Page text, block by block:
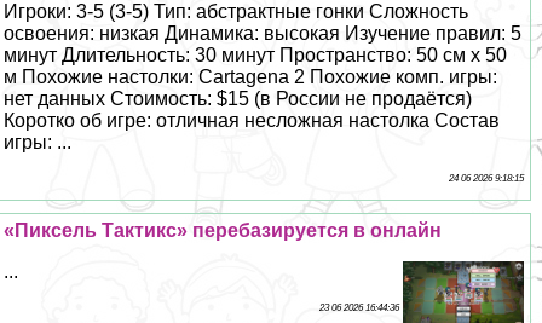
Игроки: 3-5 (3-5) Тип: абстpaктные гонки Сложность
освоения: низкая Динамика: высокая Изучение правил: 5
минут Длительность: 30 минут Прострaнcтво: 50 см х 50
м Похожие настолки: Cartagena 2 Похожие комп. игры:
нет данных Стоимость: $15 (в России не продаётся)
Коротко об игре: отличная несложная настолка Состав
игры: ...
24 06 2026 9:18:15
«Пиксель Тактикс» перебазируется в онлайн
...
23 06 2026 16:44:36